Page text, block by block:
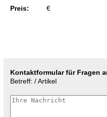
Preis: €
Kontaktformular für Fragen
Betreff: / Artikel